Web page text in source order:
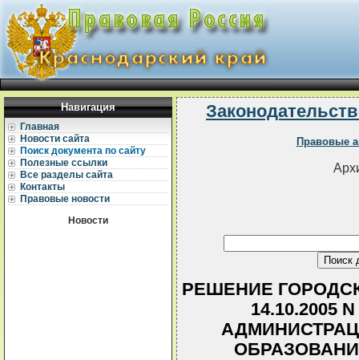
Навигация
Главная
Новости сайта
Поиск документа по сайту
Полезные ссылки
Все разделы сайта
Контакты
Правовые новости
Новости
Правовые
РЕШЕНИЕ
14.10.2005